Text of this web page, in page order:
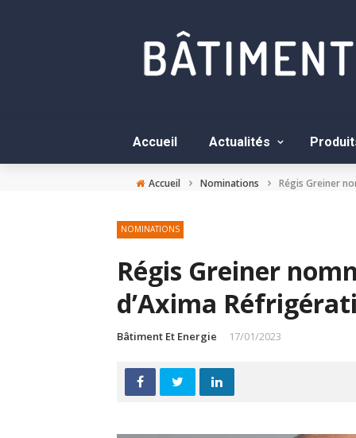
Accueil Actualités
Accueil › Nominations › Régis Greiner
NOMINATIONS
Régis Greiner
d’Axima
Bâtiment Et Energie 17/01/2023